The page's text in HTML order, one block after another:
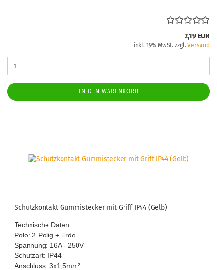
2,19 EUR
inkl. 19% MwSt. zzgl. Versand
IN DEN WARENKORB
Schutz­kon­takt Gum­mi­ste­cker mit Griff IP44 (Gelb)
Tech­ni­sche Daten
Pole: 2-​Polig + Erde
Span­nung: 16A - 250V
Schutz­art: IP44
An­schluss: 3x1,5mm²